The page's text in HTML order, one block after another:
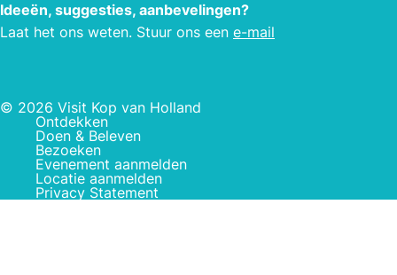
Ideeën, suggesties, aanbevelingen?
Laat het ons weten. Stuur ons een e-mail
© 2026 Visit Kop van Holland
Ontdekken
Doen & Beleven
Bezoeken
Evenement aanmelden
Locatie aanmelden
Privacy Statement